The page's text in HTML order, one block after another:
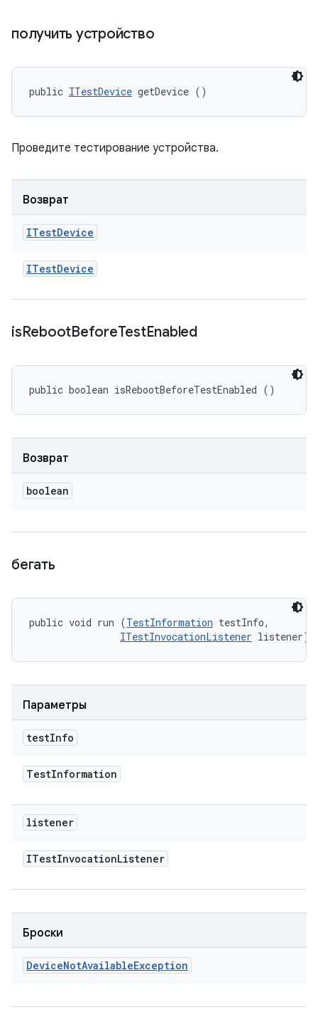
получить устройство
public ITestDevice getDevice ()
Проведите тестирование устройства.
Возврат
ITestDevice
ITestDevice
isRebootBeforeTestEnabled
public boolean isRebootBeforeTestEnabled ()
Возврат
boolean
бегать
public void run (TestInformation testInfo,
ITestInvocationListener listener)
Параметры
testInfo
TestInformation
listener
ITestInvocationListener
Броски
DeviceNotAvailableException